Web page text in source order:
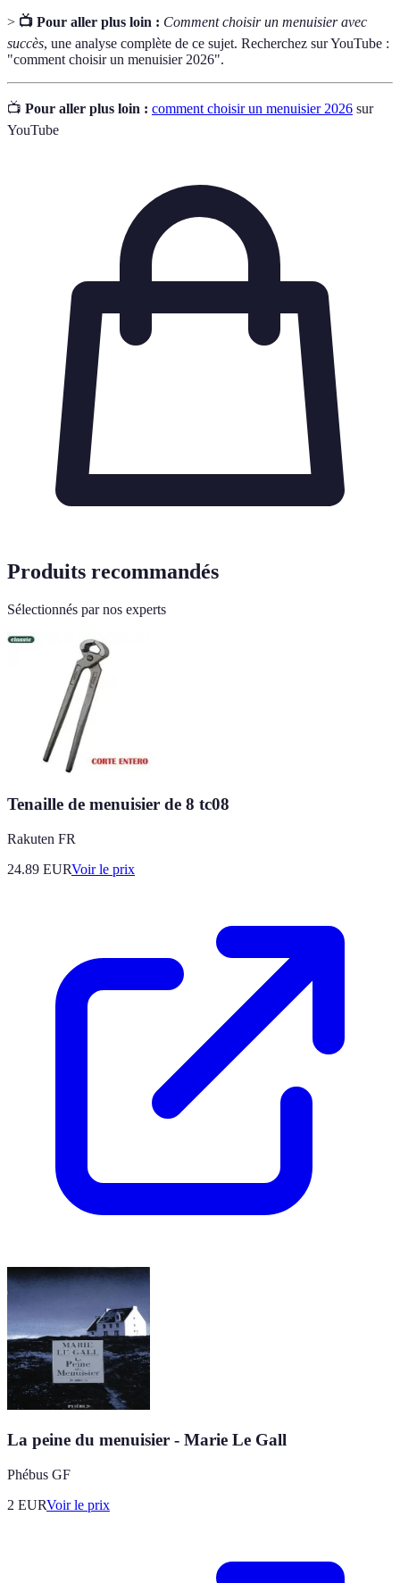
> 📺 Pour aller plus loin : Comment choisir un menuisier avec
succès, une analyse complète de ce sujet. Recherchez sur YouTube :
"comment choisir un menuisier 2026".
📺 Pour aller plus loin : comment choisir un menuisier 2026 sur
YouTube
Produits recommandés
Sélectionnés par nos experts
Tenaille de menuisier de 8 tc08
Rakuten FR
24.89 EURVoir le prix
La peine du menuisier - Marie Le Gall
Phébus GF
2 EURVoir le prix